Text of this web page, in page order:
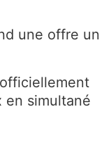
une offre un
simultané